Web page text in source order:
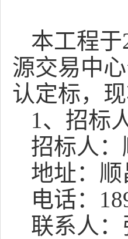
本工程于
源交易中
认定标，
1、招标
招标人：
地址：
电话：
联系人：